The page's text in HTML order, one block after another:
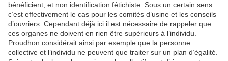
bénéficient, et non identification fétichiste. Sous un certain sens
c’est effectivement le cas pour les comités d’usine et les conseils
d’ouvriers. Cependant déjà ici il est nécessaire de rappeler que
ces organes ne doivent en rien être supérieurs à l’individu.
Proudhon considérait ainsi par exemple que la personne
collective et l’individu ne peuvent que traiter sur un plan d’égalité.